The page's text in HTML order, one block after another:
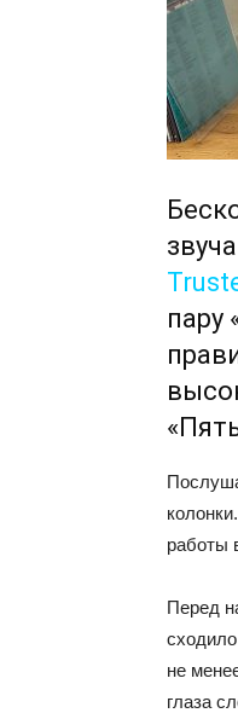
пару
работы
Перед
не
глаза